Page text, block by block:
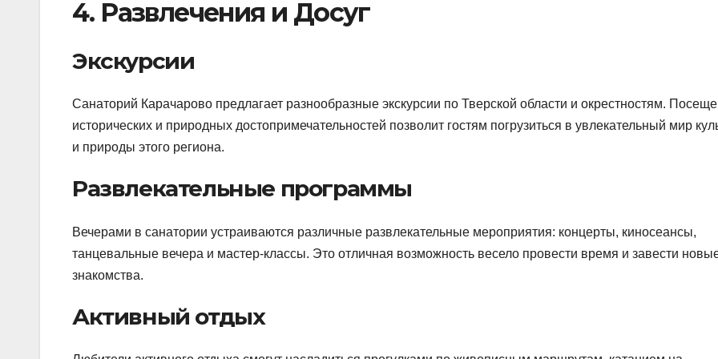
4. Развлечения и Досуг
Экскурсии
Санаторий Карачарово предлагает разнообразные экскурсии по Тверской области и окрестностям.
исторических и природных достопримечательностей позволит гостям погрузиться в увлекательный мир
и природы этого региона.
Развлекательные программы
Вечерами в санатории устраиваются различные развлекательные мероприятия: концерты, киносеансы,
танцевальные вечера и мастер-классы. Это отличная возможность весело провести время и завести
знакомства.
Активный отдых